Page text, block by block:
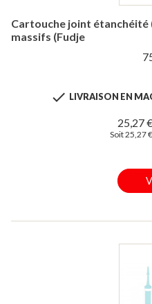
Cartouche joint étanchéité
massifs (Fudje
 LIVRAISON EN
25,27
Soit 25,27